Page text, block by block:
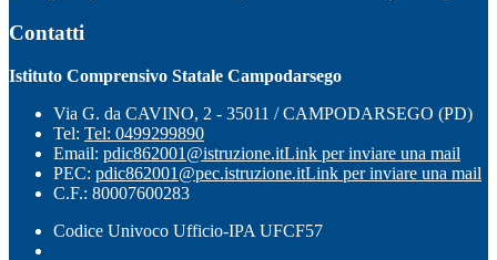
Contatti
Istituto Comprensivo Statale Campodarsego
Via G. da CAVINO, 2 - 35011 / CAMPODARSEGO (PD)
Tel: Tel: 0499299890
Email: pdic862001@istruzione.itLink per inviare una mail
PEC: pdic862001@pec.istruzione.itLink per inviare una mail
C.F.: 80007600283
Codice Univoco Ufficio-IPA UFCF57